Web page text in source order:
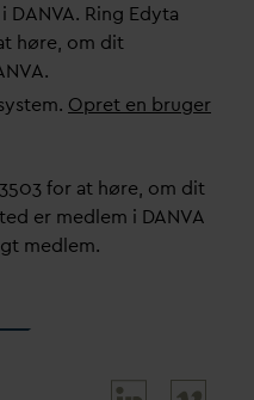
DANVA. Ring Edyta
høre, om dit
VA.
Opret en bruger
for at høre, om dit
er medlem i DANVA
medlem.